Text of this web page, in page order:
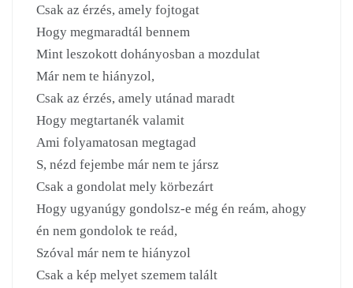
Csak az érzés, amely fojtogat
Hogy megmaradtál bennem
Mint leszokott dohányosban a mozdulat
Már nem te hiányzol,
Csak az érzés, amely utánad maradt
Hogy megtartanék valamit
Ami folyamatosan megtagad
S, nézd fejembe már nem te jársz
Csak a gondolat mely körbezárt
Hogy ugyanúgy gondolsz-e még én reám, ahogy
én nem gondolok te reád,
Szóval már nem te hiányzol
Csak a kép melyet szemem talált